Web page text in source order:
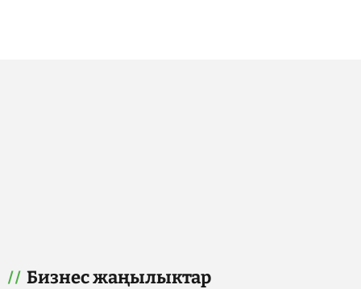
Бизнес жаңылыктар